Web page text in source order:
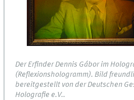
Der Erfinder Dennis Gábor im
(Reflexionshologramm). Bild
bereitgestellt von der Deutschen
Holografie e.V..